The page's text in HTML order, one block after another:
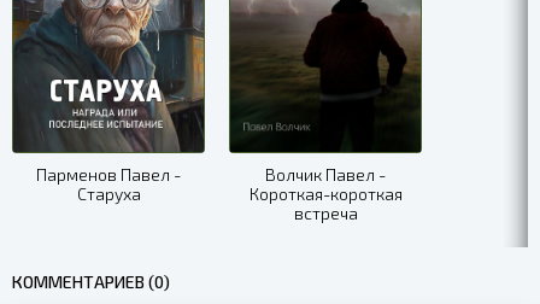
010
011
012
013
016
Парменов Павел -
Старуха
Волчик Павел -
Короткая-короткая
встреча
КОММЕНТАРИЕВ (0)